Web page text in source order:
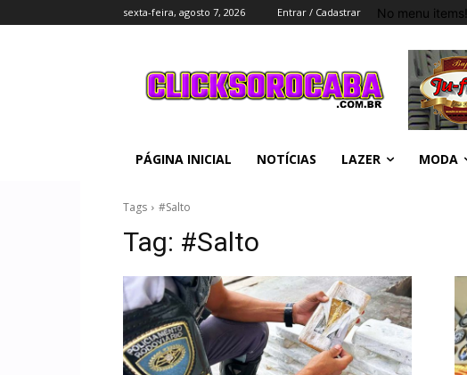
sexta-feira, agosto 7, 2026 Entrar / Cadastrar No menu items!
PÁGINA INICIAL NOTÍCIAS LAZER MODA
Tags #Salto
Tag: #Salto